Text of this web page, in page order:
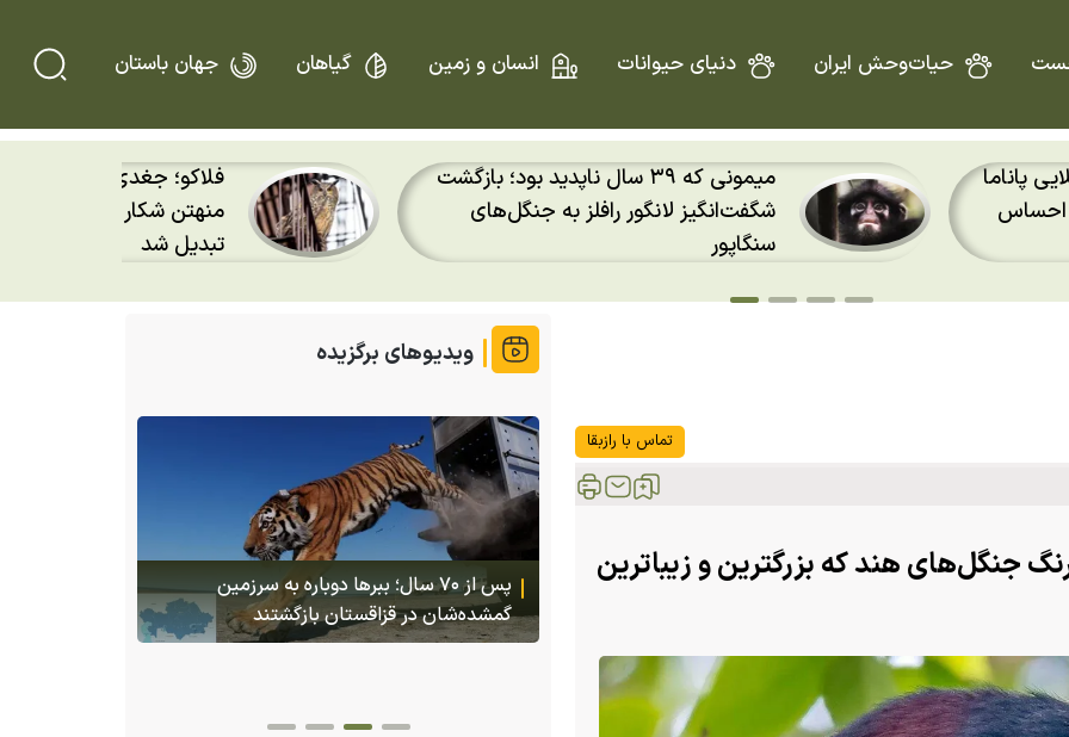
حیات‌وحش ایران دنیای حیوانات انسان و زمین گیاهان جهان باستان
بود؛ بازگشت
فلاکو؛ جغدی که از قفس گریخت، در
منهتن شکار آموخت و به افسانه نیویورک
تبدیل شد
پس از ۷۰ سال؛ ببرها
گمشده‌شان در قزاقستان
تماس با رازبقا
جنگل‌های هند که بزرگترین و زیباترین
ویدیوهای برگزیده
از
پس از ۷۰ سال؛ ببرها دوباره به سرزمین
(ویدئو +16) تصاویری هولناک از یک سگ با فَک